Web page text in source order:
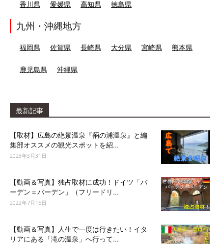
香川県 愛媛県 高知県 徳島県
九州・沖縄地方
福岡県 佐賀県 長崎県 大分県 宮崎県 熊本県
鹿児島県 沖縄県
最新記事
【取材】広島の絶景温泉『鞆の浦温泉』と編
集部オススメの観光スポットを紹...
2023年3月31日
【動画＆写真】独占取材に成功！ドイツ「バ
ーデン＝バーデン」（フリードリ...
2022年7月15日
【動画＆写真】人生で一度は行きたい！イタ
リアにある「滝の温泉」へ行って...